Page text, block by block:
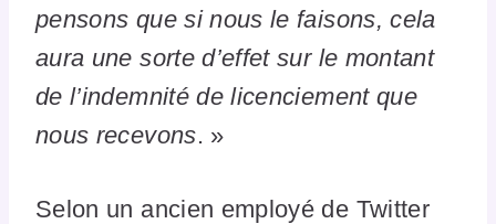
pensons que si nous le faisons, cela
aura une sorte d’effet sur le montant
de l’indemnité de licenciement que
nous recevons. »
Selon un ancien employé de Twitter